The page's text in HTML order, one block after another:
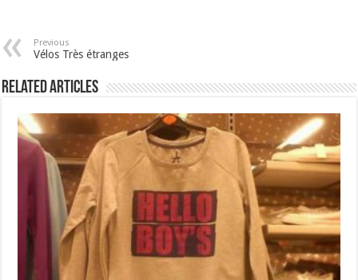
Previous
Vélos Très étranges
Related Articles